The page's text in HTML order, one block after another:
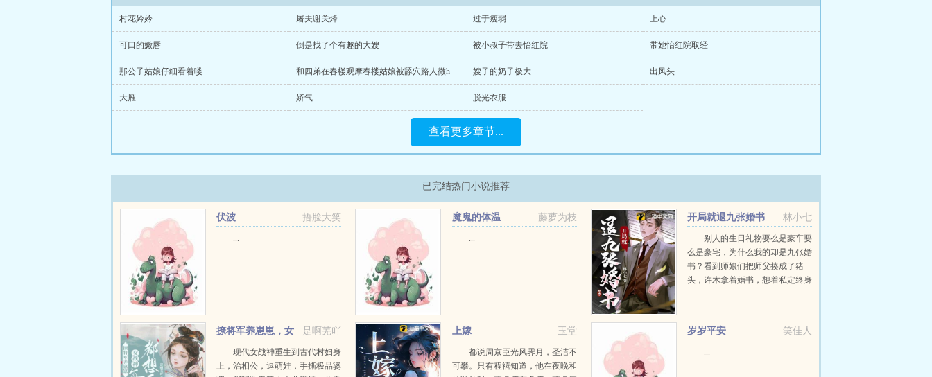
村花妗妗 屠夫谢关烽 过于瘦弱 上心
可口的嫩唇 倒是找了个有趣的大嫂 被小叔子带去怡红院 带她怡红院取经
那公子姑娘仔细看着喽 和四弟在春楼观摩春楼姑娘被舔穴路人微h 嫂子的奶子极大 出风头
大雁 娇气 脱光衣服
查看更多章节...
已完结热门小说推荐
捂脸大笑
伏波
...
藤萝为枝
魔鬼的体温
...
林小七
开局就退九张婚书
别人的生日礼物要么是豪车要
么是豪宅，为什么我的却是九张婚
书？看到师娘们把师父揍成了猪
头，许木拿着婚书，想着私定终身
是啊芜吖
撩将军养崽崽，女
战神每天都想和离
现代女战神重生到古代村妇身
上，治相公，逗萌娃，手撕极品婆
玉堂
上嫁
都说周京臣光风霁月，圣洁不
可攀。只有程禧知道，他在夜晚和
笑佳人
岁岁平安
...